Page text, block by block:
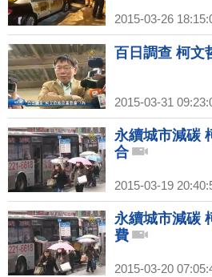
2015-03-26
百日調查 柯文
2015-03-31
永續城市減碳
合
2015-03-19
永續城市減碳
費
2015-03-20